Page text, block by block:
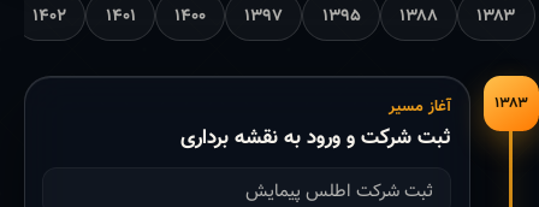
۱۳۸۳ ۱۳۸۸ ۱۳۹۵ ۱۳۹۷ ۱۴۰۰ ۱۴۰۱ ۱۴۰۲
۱۳۸۳ آغاز مسیر
ثبت شرکت و ورود به نقشه برداری
ثبت شرکت اطلس پیمایش